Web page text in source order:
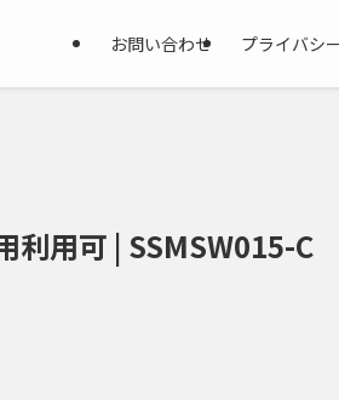
お問い合わせ プライバシ
利用可 | SSMSW015-C